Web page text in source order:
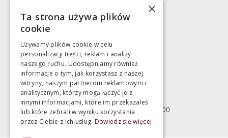
783 043 083
Magazyn
Bartycka 24/26 Hala 100
00-716 Warszawa
poniedziałek - piątek 10:00 - 18:00
sobota 10:00 - 15:00
×
Ta strona używa plików
cookie
Używamy plików cookie w celu
personalizacji treści, reklam i analizy
naszego ruchu. Udostępniamy również
informacje o tym, jak korzystasz z naszej
witryny, naszym partnerom reklamowym i
analitycznym, którzy mogą łączyć je z
innymi informacjami, które im przekazałeś
lub które zebrali w wyniku korzystania
przez Ciebie z ich usług. Dowiedz się więcej